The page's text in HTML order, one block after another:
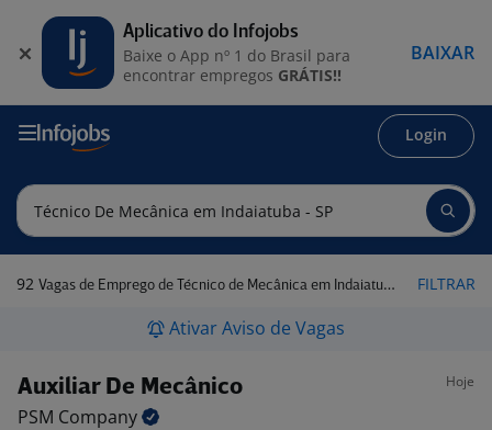
Login
92 Vagas de Emprego de Técnico de Mecânica em Indaiatuba - SP FILTRAR
Ativar Aviso de Vagas
Auxiliar De Mecânico Hoje
PSM Company
Aplicativo do Infojobs
Baixe o App nº 1 do Brasil para
encontrar empregos GRÁTIS!!
BAIXAR